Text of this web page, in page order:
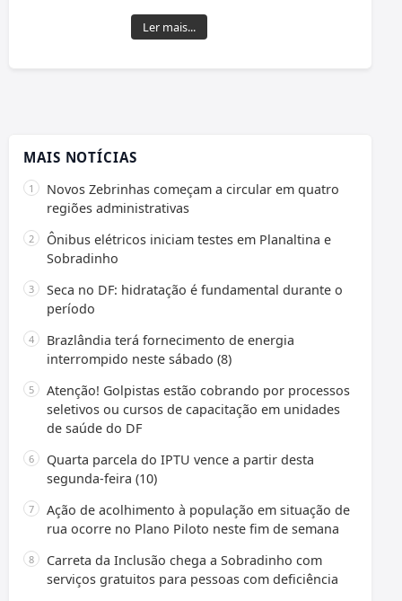
Ler mais...
MAIS NOTÍCIAS
Novos Zebrinhas começam a circular em quatro
regiões administrativas
Ônibus elétricos iniciam testes em Planaltina e
Sobradinho
Seca no DF: hidratação é fundamental durante o
período
Brazlândia terá fornecimento de energia
interrompido neste sábado (8)
Atenção! Golpistas estão cobrando por processos
seletivos ou cursos de capacitação em unidades
de saúde do DF
Quarta parcela do IPTU vence a partir desta
segunda-feira (10)
Ação de acolhimento à população em situação de
rua ocorre no Plano Piloto neste fim de semana
Carreta da Inclusão chega a Sobradinho com
serviços gratuitos para pessoas com deficiência